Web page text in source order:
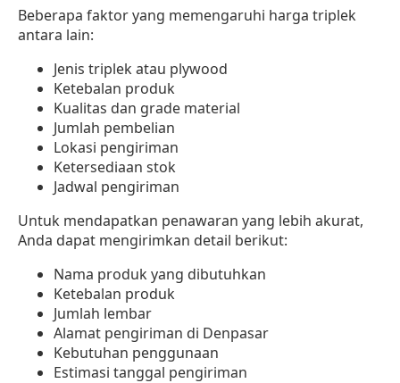
Beberapa faktor yang memengaruhi harga triplek
antara lain:
Jenis triplek atau plywood
Ketebalan produk
Kualitas dan grade material
Jumlah pembelian
Lokasi pengiriman
Ketersediaan stok
Jadwal pengiriman
Untuk mendapatkan penawaran yang lebih akurat,
Anda dapat mengirimkan detail berikut:
Nama produk yang dibutuhkan
Ketebalan produk
Jumlah lembar
Alamat pengiriman di Denpasar
Kebutuhan penggunaan
Estimasi tanggal pengiriman